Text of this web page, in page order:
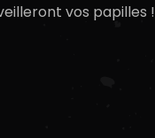
vos papilles !